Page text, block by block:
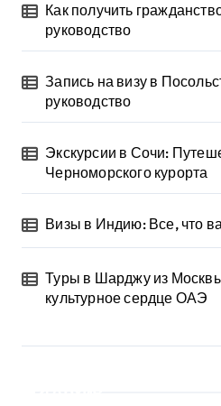
Как получить
руководство
Запись на визу в
руководство
Экскурсии в Сочи:
Черноморского курорта
Визы в Индию: Все, что
Туры в Шарджу из
культурное сердце ОАЭ